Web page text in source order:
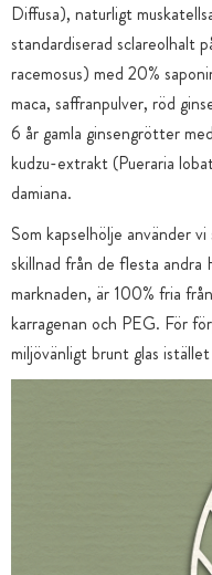
Diffusa), naturligt
standardiserad sclareolhalt
racemosus) med 20%
maca, saffranpulver, röd
6 år gamla ginsengrötter
kudzu-extrakt (Pueraria
damiana.
Som kapselhölje använder
skillnad från de flesta andra
marknaden, är 100% fria
karragenan och PEG. För
miljövänligt brunt glas